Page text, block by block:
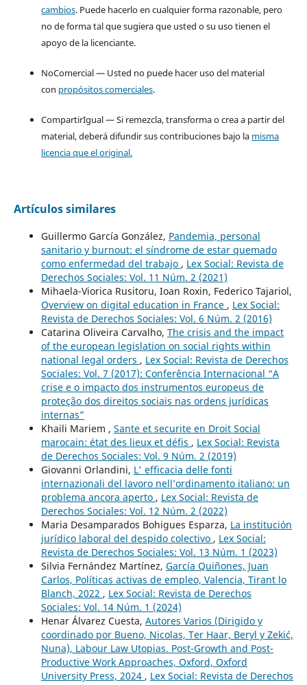
cambios. Puede hacerlo en cualquier forma razonable, pero
no de forma tal que sugiera que usted o su uso tienen el
apoyo de la licenciante.
NoComercial — Usted no puede hacer uso del material
con propósitos comerciales.
CompartirIgual — Si remezcla, transforma o crea a partir del
material, deberá difundir sus contribuciones bajo la misma
licencia que el original.
Artículos similares
Guillermo García González, Pandemia, personal
sanitario y burnout: el síndrome de estar quemado
como enfermedad del trabajo , Lex Social: Revista de
Derechos Sociales: Vol. 11 Núm. 2 (2021)
Mihaela-Viorica Rusitoru, Ioan Roxin, Federico Tajariol,
Overview on digital education in France , Lex Social:
Revista de Derechos Sociales: Vol. 6 Núm. 2 (2016)
Catarina Oliveira Carvalho, The crisis and the impact
of the european legislation on social rights within
national legal orders , Lex Social: Revista de Derechos
Sociales: Vol. 7 (2017): Conferência Internacional “A
crise e o impacto dos instrumentos europeus de
proteção dos direitos sociais nas ordens jurídicas
internas”
Khaili Mariem , Sante et securite en Droit Social
marocain: état des lieux et défis , Lex Social: Revista
de Derechos Sociales: Vol. 9 Núm. 2 (2019)
Giovanni Orlandini, L' efficacia delle fonti
internazionali del lavoro nell’ordinamento italiano: un
problema ancora aperto , Lex Social: Revista de
Derechos Sociales: Vol. 12 Núm. 2 (2022)
Maria Desamparados Bohigues Esparza, La institución
jurídico laboral del despido colectivo , Lex Social:
Revista de Derechos Sociales: Vol. 13 Núm. 1 (2023)
Silvia Fernández Martínez, García Quiñones, Juan
Carlos, Políticas activas de empleo, Valencia, Tirant lo
Blanch, 2022 , Lex Social: Revista de Derechos
Sociales: Vol. 14 Núm. 1 (2024)
Henar Álvarez Cuesta, Autores Varios (Dirigido y
coordinado por Bueno, Nicolas, Ter Haar, Beryl y Zekić,
Nuna), Labour Law Utopias. Post-Growth and Post-
Productive Work Approaches, Oxford, Oxford
University Press, 2024 , Lex Social: Revista de Derechos